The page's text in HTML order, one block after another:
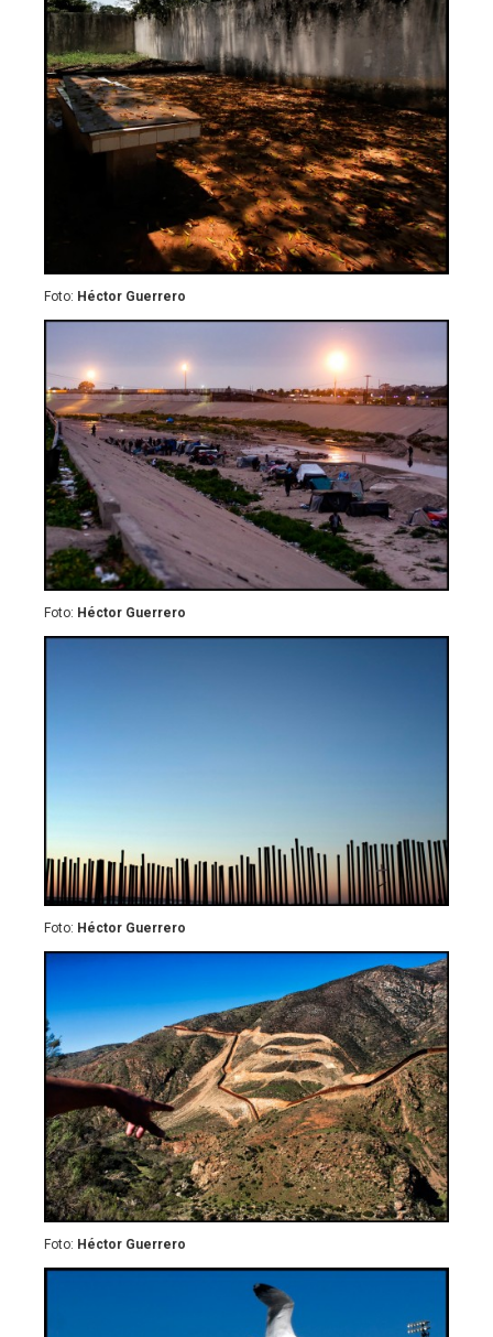
Foto: Héctor Guerrero
Foto: Héctor Guerrero
Foto: Héctor Guerrero
Foto: Héctor Guerrero